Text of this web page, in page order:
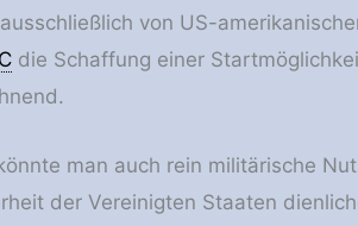
von US-
die Schaffung einer
man auch rein militärische
der Vereinigten Staaten